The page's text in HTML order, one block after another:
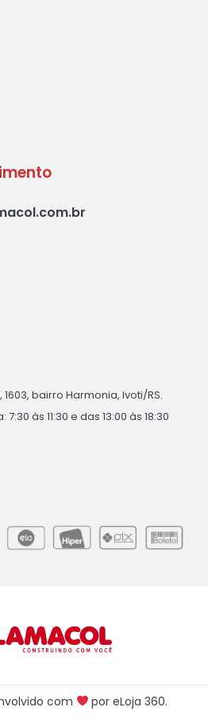
bairro Harmonia, Ivoti/RS.
às 11:30 e das 13:00 às 18:30
com poreLoja 360.